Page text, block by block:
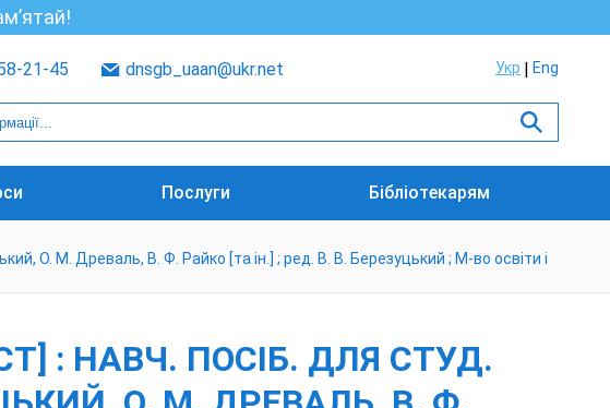
21-45 dnsgb_uaan@ukr.net Укр Eng
Послуги Бібліотекарям
О. М. Древаль, В. Ф. Райко [та ін.] ; ред. В. В. Березуцький ; М-во освіти і
: НАВЧ. ПОСІБ. ДЛЯ СТУД.